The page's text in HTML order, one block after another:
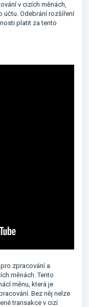
v cizích měnách,
účtu. Odebrání rozšíření
platit za tento
zpracování a
měnách. Tento
měnu, která je
Bez něj nelze
transakce v cizí